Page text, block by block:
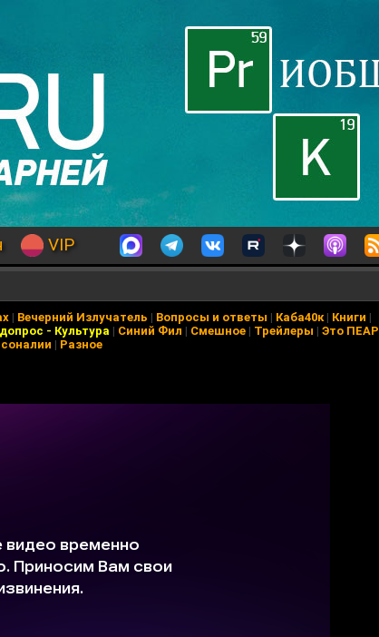
VIP
| Вечерний Излучатель | Вопросы и ответы | Каба40к| Книги |
- Культура | Синий Фил | Смешное| Трейлеры | Это ПЕАР
| Разное